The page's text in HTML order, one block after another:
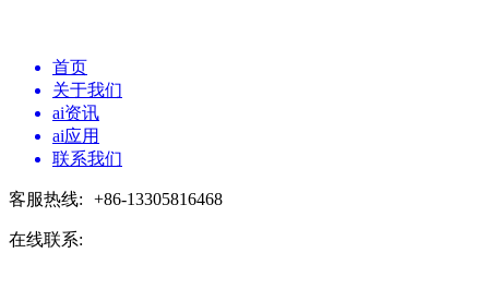
首页
关于我们
ai资讯
ai应用
联系我们
客服热线: +86-13305816468
在线联系: